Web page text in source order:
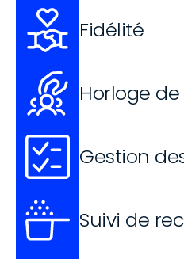
Fidélité
Horloge
Gestion
Suivi de